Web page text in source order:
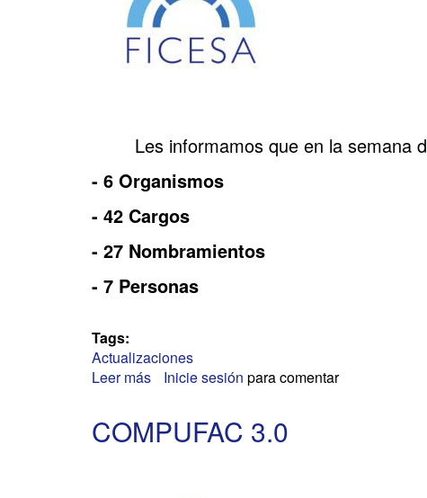
Les informamos que en la semana
- 6 Organismos
- 42 Cargos
- 27 Nombramientos
- 7 Personas
Tags:
Actualizaciones
Leer más sobre
Inicie sesión para comentar
COMPUFAC 3.0